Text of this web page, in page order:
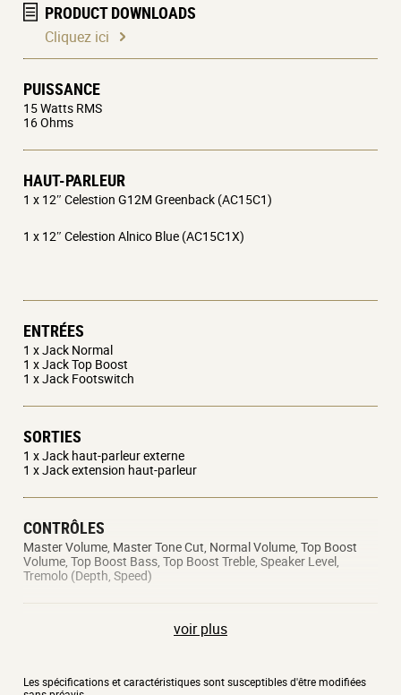
PRODUCT DOWNLOADS
Cliquez ici
PUISSANCE
15 Watts RMS
16 Ohms
HAUT-PARLEUR
1 x 12″ Celestion G12M Greenback (AC15C1)
1 x 12″ Celestion Alnico Blue (AC15C1X)
ENTRÉES
1 x Jack Normal
1 x Jack Top Boost
1 x Jack Footswitch
SORTIES
1 x Jack haut-parleur externe
1 x Jack extension haut-parleur
CONTRÔLES
Master Volume, Master Tone Cut, Normal Volume, Top Boost
Volume, Top Boost Bass, Top Boost Treble, Speaker Level,
Tremolo (Depth, Speed)
2x EL84
voir plus
Les spécifications et caractéristiques sont susceptibles d'être modifiées